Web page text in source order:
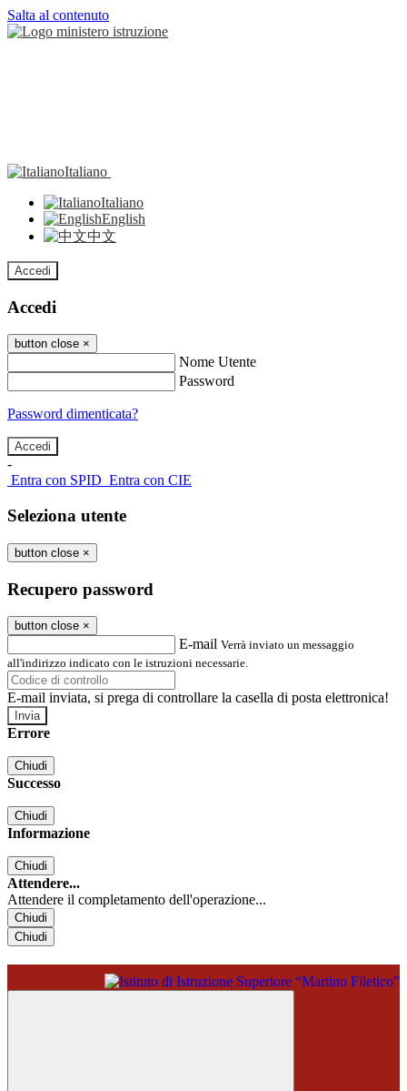
Salta al contenuto
Italiano
Italiano
English
中文
Accedi
Accedi
button close ×
Nome Utente
Password
Password dimenticata?
-
Entra con SPID Entra con CIE
Seleziona utente
button close ×
Recupero password
button close ×
E-mail Verrà inviato un messaggio
all'indirizzo indicato con le istruzioni necessarie.
E-mail inviata, si prega di controllare la casella di posta elettronica!
Errore
Chiudi
Successo
Chiudi
Informazione
Chiudi
Attendere...
Attendere il completamento dell'operazione...
Chiudi
Chiudi